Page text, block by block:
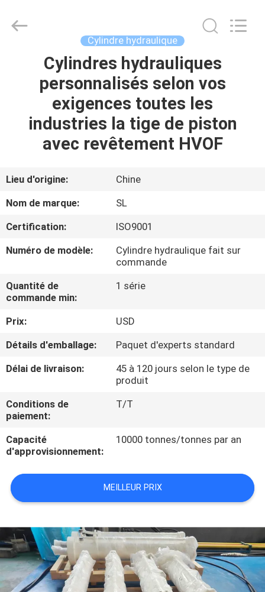
MAISON
PRODUITS
VIDÉOS
PROPOS
DE
NOUS
VISITE
L'USINE
DE
LA
QUALITÉ
NOUS
CONTACTER
DEMANDEZ
UN DEVIS
EQUIPMENT
CO.,LTD.
Cylindre hydraulique
Cylindres hydrauliques
personnalisés selon vos
exigences toutes les
industries la tige de piston
avec revêtement HVOF
Lieu d'origine:
Chine
Nom de marque:
SL
Certification:
ISO9001
Numéro de modèle:
Cylindre hydraulique fait sur
commande
Quantité de
commande min:
1 série
Prix:
USD
Détails d'emballage:
Paquet d'experts standard
Délai de livraison:
45 à 120 jours selon le type de
produit
Conditions de
paiement:
T/T
Capacité
d'approvisionnement:
10000 tonnes/tonnes par an
MEILLEUR PRIX